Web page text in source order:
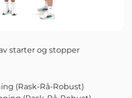
starter og stopper
(Rask-Rå-Robust)